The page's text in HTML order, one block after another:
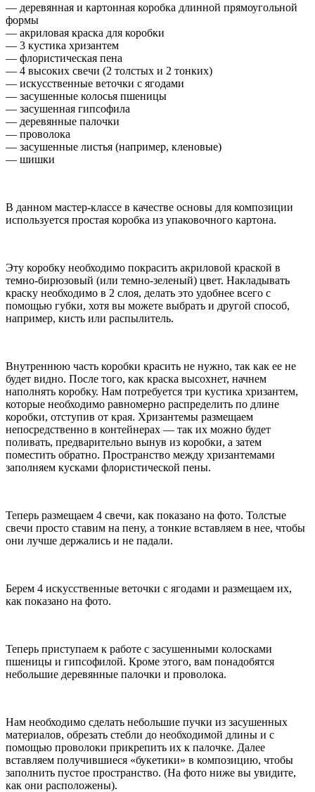
— деревянная и картонная коробка длинной прямоугольной
формы
— акриловая краска для коробки
— 3 кустика хризантем
— флористическая пена
— 4 высоких свечи (2 толстых и 2 тонких)
— искусственные веточки с ягодами
— засушенные колосья пшеницы
— засушенная гипсофила
— деревянные палочки
— проволока
— засушенные листья (например, кленовые)
— шишки
В данном мастер-классе в качестве основы для композиции
используется простая коробка из упаковочного картона.
Эту коробку необходимо покрасить акриловой краской в
темно-бирюзовый (или темно-зеленый) цвет. Накладывать
краску необходимо в 2 слоя, делать это удобнее всего с
помощью губки, хотя вы можете выбрать и другой способ,
например, кисть или распылитель.
Внутреннюю часть коробки красить не нужно, так как ее не
будет видно. После того, как краска высохнет, начнем
наполнять коробку. Нам потребуется три кустика хризантем,
которые необходимо равномерно распределить по длине
коробки, отступив от края. Хризантемы размещаем
непосредственно в контейнерах — так их можно будет
поливать, предварительно вынув из коробки, а затем
поместить обратно. Пространство между хризантемами
заполняем кусками флористической пены.
Теперь размещаем 4 свечи, как показано на фото. Толстые
свечи просто ставим на пену, а тонкие вставляем в нее, чтобы
они лучше держались и не падали.
Берем 4 искусственные веточки с ягодами и размещаем их,
как показано на фото.
Теперь приступаем к работе с засушенными колосками
пшеницы и гипсофилой. Кроме этого, вам понадобятся
небольшие деревянные палочки и проволока.
Нам необходимо сделать небольшие пучки из засушенных
материалов, обрезать стебли до необходимой длины и с
помощью проволоки прикрепить их к палочке. Далее
вставляем получившиеся «букетики» в композицию, чтобы
заполнить пустое пространство. (На фото ниже вы увидите,
как они расположены).